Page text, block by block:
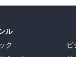
ル
ク
ビ